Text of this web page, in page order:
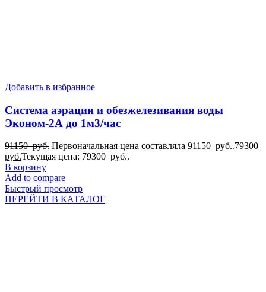
Добавить в избранное
Система аэрации и обезжелезивания воды
Эконом-2А до 1м3/час
91150руб. Первоначальная цена составляла 91150 руб..79300
руб.Текущая цена: 79300 руб..
В корзину
Add to compare
Быстрый просмотр
ПЕРЕЙТИ В КАТАЛОГ